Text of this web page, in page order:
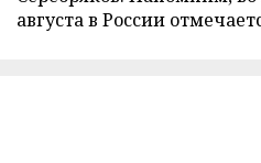
августа в России